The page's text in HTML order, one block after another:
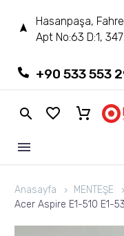
Hasanpaşa,
Apt No:63 D:1,
+90 533 553
Anasayfa
MENTEŞE
Acer Aspire E1-510 E1-